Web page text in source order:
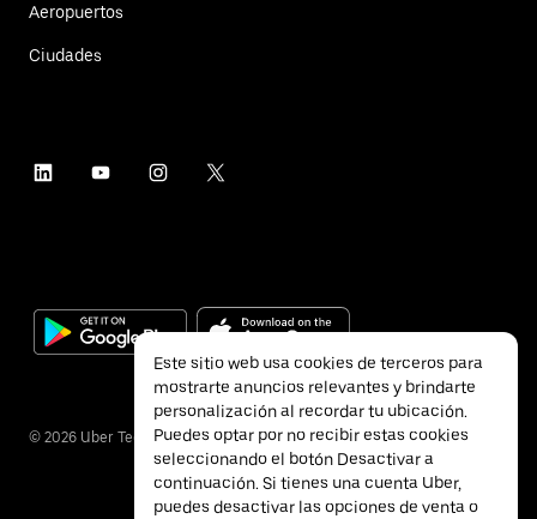
Aeropuertos
Ciudades
© 2026 Uber Technologies Inc.
Este sitio web usa cookies de terceros para
mostrarte anuncios relevantes y brindarte
personalización al recordar tu ubicación.
Puedes optar por no recibir estas cookies
seleccionando el botón Desactivar a
continuación. Si tienes una cuenta Uber,
puedes desactivar las opciones de venta o